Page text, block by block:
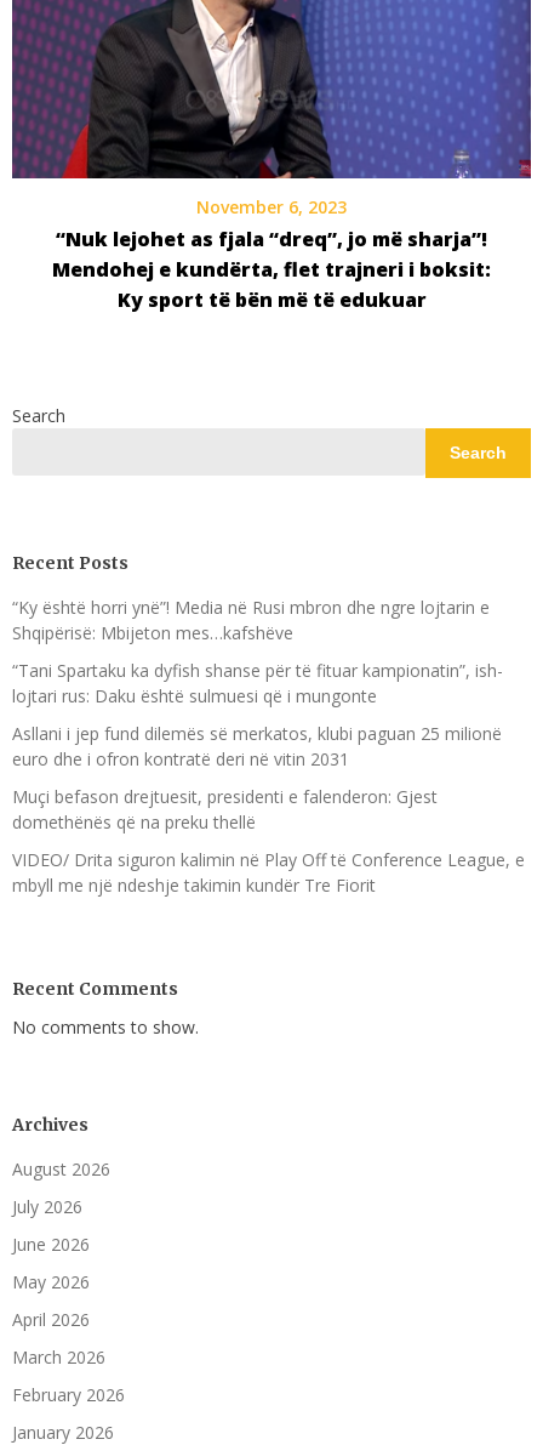
November 6, 2023
“Nuk lejohet as fjala “dreq”, jo më sharja”!
Mendohej e kundërta, flet trajneri i boksit:
Ky sport të bën më të edukuar
Search
Search
Recent Posts
“Ky është horri ynë”! Media në Rusi mbron dhe ngre lojtarin e
Shqipërisë: Mbijeton mes…kafshëve
“Tani Spartaku ka dyfish shanse për të fituar kampionatin”, ish-
lojtari rus: Daku është sulmuesi që i mungonte
Asllani i jep fund dilemës së merkatos, klubi paguan 25 milionë
euro dhe i ofron kontratë deri në vitin 2031
Muçi befason drejtuesit, presidenti e falenderon: Gjest
domethënës që na preku thellë
VIDEO/ Drita siguron kalimin në Play Off të Conference League, e
mbyll me një ndeshje takimin kundër Tre Fiorit
Recent Comments
No comments to show.
Archives
August 2026
July 2026
June 2026
May 2026
April 2026
March 2026
February 2026
January 2026